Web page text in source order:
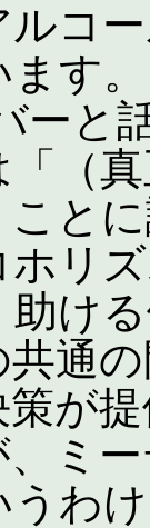
コ
ます
ーと
（
こと
リ
け
通
が
ミ
うわ